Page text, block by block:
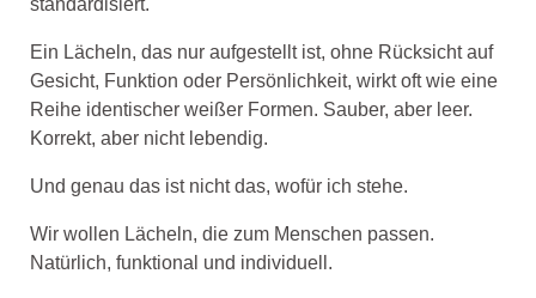
standardisiert.
Ein Lächeln, das nur aufgestellt ist, ohne Rücksicht auf
Gesicht, Funktion oder Persönlichkeit, wirkt oft wie eine
Reihe identischer weißer Formen. Sauber, aber leer.
Korrekt, aber nicht lebendig.
Und genau das ist nicht das, wofür ich stehe.
Wir wollen Lächeln, die zum Menschen passen.
Natürlich, funktional und individuell.